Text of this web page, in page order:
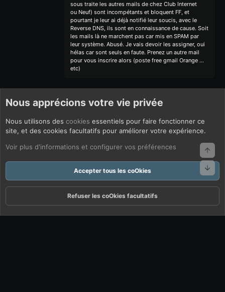
sous traite les autres mails de chez Club Internet
ou Neuf) sont incompétants et bloquent FF, et
pourtant je leur ai déjà notifié leur soucis, avec le
Reverse DNS, ils sont en connaissance de cause. Soit
les mails là ne marchent pas car mis en SPAM par
leur système. Abusé. Je vais devoir les assigner, oui
hélas car sont seuls en faute. Prenez un autre mail
pour vous inscrire alors (poste free gmail Orange ...
etc)
Nous apprécions votre vie privée
Nous utilisons des cookies essentiels pour faire fonctionner ce
site, et des cookies facultatifs pour améliorer votre expérience.
Voir plus d'informations et configurer vos préférences
Accepter tous les coOkies
Refuser les coOkies facultatifs